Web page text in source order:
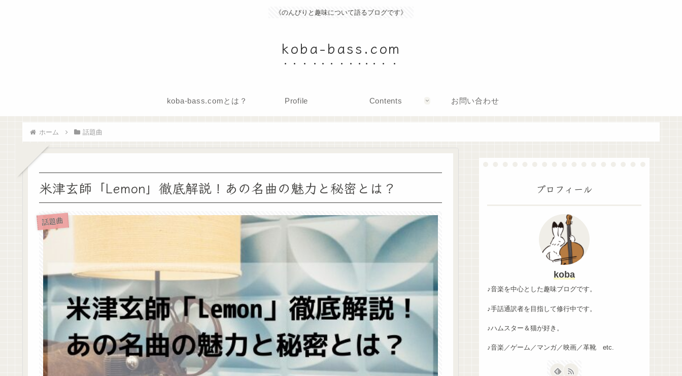
《のんびりと趣味について語るブログです》
koba-bass.com
koba-bass.comとは？ Profile Contents お問い合わせ
ホーム 話題曲
米津玄師「Lemon」徹底解説！あの名曲の魅力と秘密とは？
話題曲
プロフィール
koba
♪音楽を中心とした趣味ブログです。
♪手話通訳者を目指して修行中です。
♪ハムスター＆猫が好き。
♪音楽／ゲーム／マンガ／映画／革靴 etc.